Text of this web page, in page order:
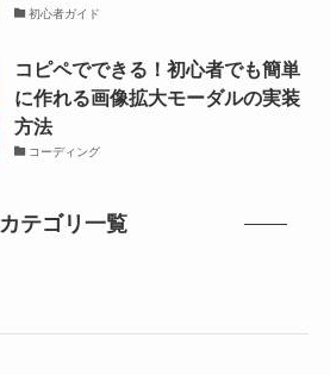
初心者ガイド
コピペでできる！初心者でも簡単
に作れる画像拡大モーダルの実装
方法
コーディング
カテゴリ一覧